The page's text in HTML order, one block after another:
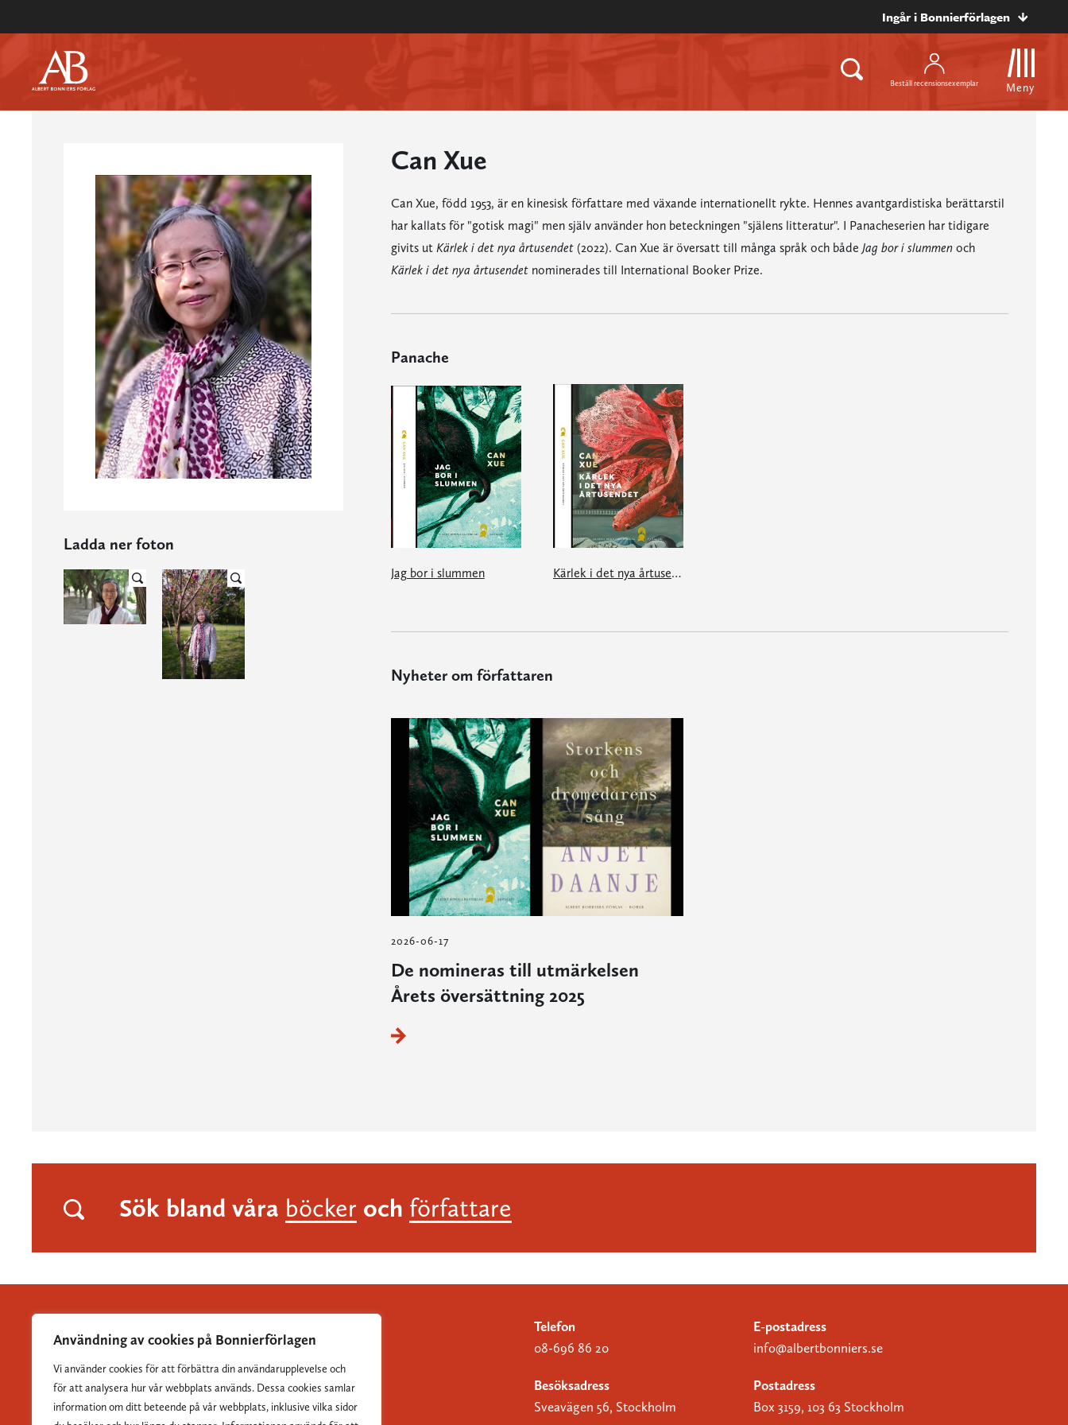
Användning av cookies på Bonnierförlagen
Vi använder cookies för att förbättra din användarupplevelse och
för att analysera hur vår webbplats används. Dessa cookies samlar
information om ditt beteende på vår webbplats, inklusive vilka sidor
Ingår i Bonnierförlagen
Beställ recensionsexemplar Meny
Ladda ner foton
Can Xue
Can Xue, född 1953, är en kinesisk författare med växande internationellt rykte. Hennes avantgardistiska berättarstil
har kallats för "gotisk magi" men själv använder hon beteckningen "själens litteratur". I Panacheserien har tidigare
givits ut Kärlek i det nya årtusendet(2022). Can Xue är översatt till många språk och både Jag bor i slummenoch
Kärlek i det nya årtusendetnominerades till International Booker Prize.
Panache
Jag bor i slummen Kärlek i det nya årtusendet
Nyheter om författaren
2026-06-17
De nomineras till utmärkelsen
Årets översättning 2025
Sök bland våra böcker och författare
Albert Bonniers Förlag grundades 1837 och är Sveriges
största skönlitterära förlag.
Telefon
08-696 86 20
E-postadress
info@albertbonniers.se
Besöksadress
Sveavägen 56, Stockholm
Postadress
Box 3159, 103 63 Stockholm